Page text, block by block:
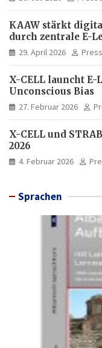
KAAW stärkt
durch zentrale E-
29. April 2026
X-CELL launcht
Unconscious Bias
27. Februar 2026
X-CELL und
2026
4. Februar 2026
Sprachen